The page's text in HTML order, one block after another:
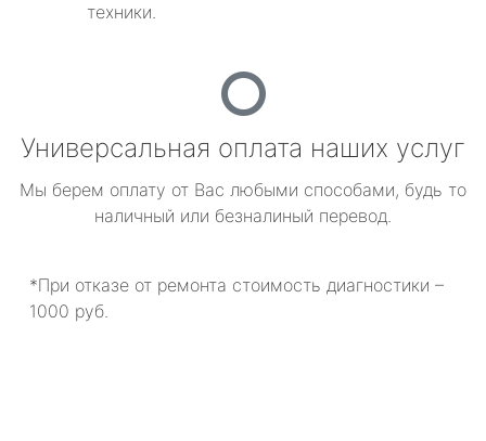
техники.
Универсальная оплата наших услуг
Мы берем оплату от Вас любыми способами, будь то
наличный или безналиный перевод.
*При отказе от ремонта стоимость диагностики –
1000 руб.